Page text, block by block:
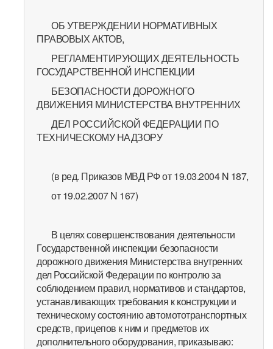
ОБ УТВЕРЖДЕНИИ НОРМАТИВНЫХ
ПРАВОВЫХ АКТОВ,
РЕГЛАМЕНТИРУЮЩИХ ДЕЯТЕЛЬНОСТЬ
ГОСУДАРСТВЕННОЙ ИНСПЕКЦИИ
БЕЗОПАСНОСТИ ДОРОЖНОГО
ДВИЖЕНИЯ МИНИСТЕРСТВА ВНУТРЕННИХ
ДЕЛ РОССИЙСКОЙ ФЕДЕРАЦИИ ПО
ТЕХНИЧЕСКОМУ НАДЗОРУ
(в ред. Приказов МВД РФ от 19.03.2004 N 187,
от 19.02.2007 N 167)
В целях совершенствования деятельности
Государственной инспекции безопасности
дорожного движения Министерства внутренних
дел Российской Федерации по контролю за
соблюдением правил, нормативов и стандартов,
устанавливающих требования к конструкции и
техническому состоянию автомототранспортных
средств, прицепов к ним и предметов их
дополнительного оборудования, приказываю: